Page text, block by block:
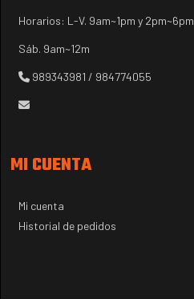
Horarios: L-V. 9am~1pm y 2pm~6pm
Sáb. 9am~12m
989343981 / 984774055
MI CUENTA
Mi cuenta
Historial de pedidos